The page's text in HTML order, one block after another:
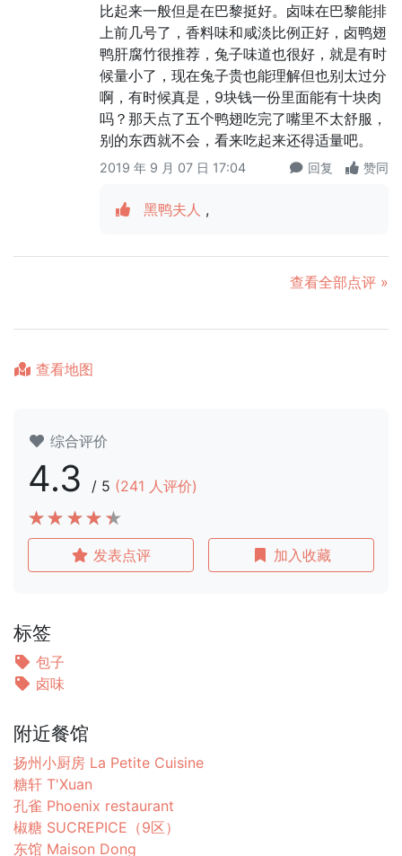
比起来一般但是在巴黎挺好。卤味在巴黎能排
上前几号了，香料味和咸淡比例正好，卤鸭翅
鸭肝腐竹很推荐，兔子味道也很好，就是有时
候量小了，现在兔子贵也能理解但也别太过分
啊，有时候真是，9块钱一份里面能有十块肉
吗？那天点了五个鸭翅吃完了嘴里不太舒服，
别的东西就不会，看来吃起来还得适量吧。
2019 年 9 月 07 日 17:04 回复 赞同
黑鸭夫人 ,
查看全部点评 »
查看地图
综合评价
4.3 / 5 (241 人评价)
发表点评 加入收藏
标签
包子
卤味
附近餐馆
扬州小厨房 La Petite Cuisine
糖轩 T'Xuan
孔雀 Phoenix restaurant
椒糖 SUCREPICE（9区）
东馆 Maison Dong